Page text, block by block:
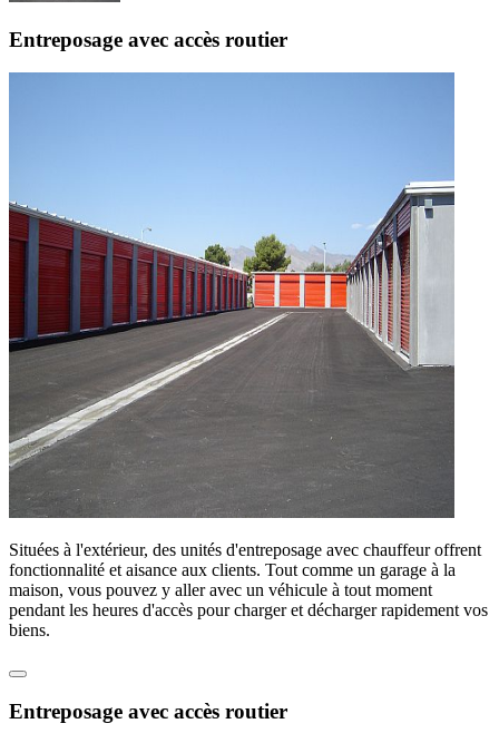
Entreposage avec accès routier
Situées à l'extérieur, des unités d'entreposage avec chauffeur offrent
fonctionnalité et aisance aux clients. Tout comme un garage à la
maison, vous pouvez y aller avec un véhicule à tout moment
pendant les heures d'accès pour charger et décharger rapidement vos
biens.
Entreposage avec accès routier